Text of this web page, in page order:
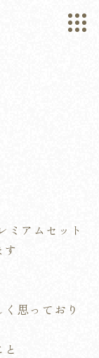
アムセット
す
思っており